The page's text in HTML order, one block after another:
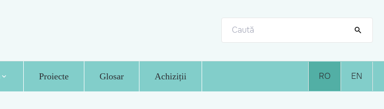
Proiecte Glosar Achiziții RO EN